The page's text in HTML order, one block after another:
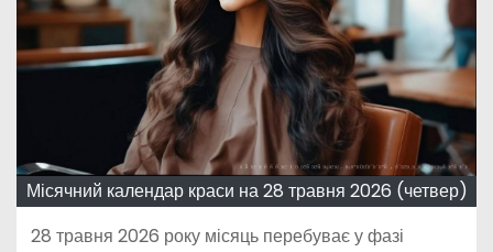
Місячний календар краси на 28 травня 2026 (четвер)
28 травня 2026 року місяць перебуває у фазі